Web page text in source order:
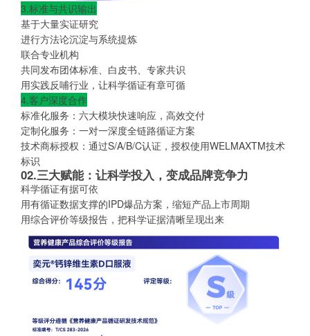
3.标准与共识输出
基于大量实证研究
进行方法论沉淀与系统提炼
联合专业机构
共同发布团体标准、白皮书、专家共识
用实践反哺行业，让科学循证有章可循
4.客户深度合作
标准化服务：六大模块快速响应，高效交付
定制化服务：一对一深度全链路循证方案
技术商标授权：通过S/A/B/C认证，授权使用WELMAXTM技术
标识
02.三大赋能：让科学投入，变成品牌竞争力
科学循证有据可依
用有循证数据支撑的IPD爆品方案，缩短产品上市周期
用综合评价等级报告，把科学证据清晰呈现出来